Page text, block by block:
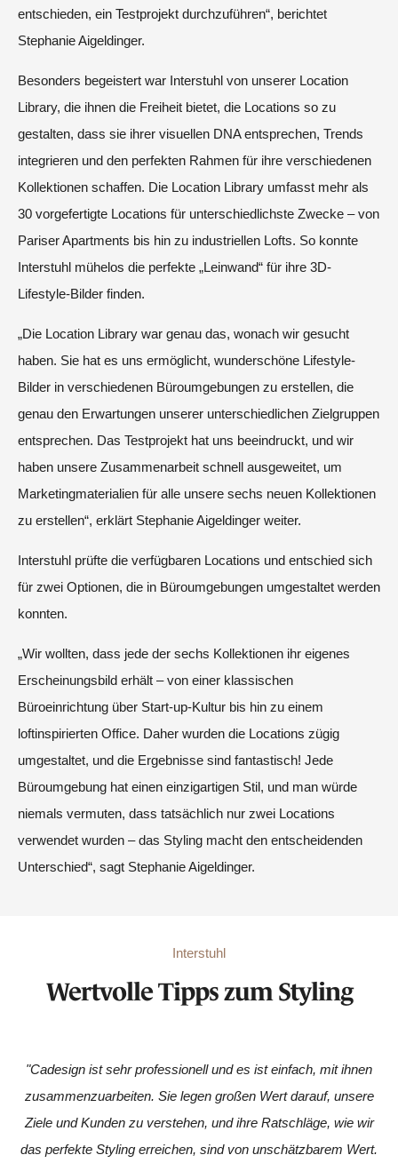
entschieden, ein Testprojekt durchzuführen“, berichtet
Stephanie Aigeldinger.
Besonders begeistert war Interstuhl von unserer Location
Library, die ihnen die Freiheit bietet, die Locations so zu
gestalten, dass sie ihrer visuellen DNA entsprechen, Trends
integrieren und den perfekten Rahmen für ihre verschiedenen
Kollektionen schaffen. Die Location Library umfasst mehr als
30 vorgefertigte Locations für unterschiedlichste Zwecke – von
Pariser Apartments bis hin zu industriellen Lofts. So konnte
Interstuhl mühelos die perfekte „Leinwand“ für ihre 3D-
Lifestyle-Bilder finden.
„Die Location Library war genau das, wonach wir gesucht
haben. Sie hat es uns ermöglicht, wunderschöne Lifestyle-
Bilder in verschiedenen Büroumgebungen zu erstellen, die
genau den Erwartungen unserer unterschiedlichen Zielgruppen
entsprechen. Das Testprojekt hat uns beeindruckt, und wir
haben unsere Zusammenarbeit schnell ausgeweitet, um
Marketingmaterialien für alle unsere sechs neuen Kollektionen
zu erstellen“, erklärt Stephanie Aigeldinger weiter.
Interstuhl prüfte die verfügbaren Locations und entschied sich
für zwei Optionen, die in Büroumgebungen umgestaltet werden
konnten.
„Wir wollten, dass jede der sechs Kollektionen ihr eigenes
Erscheinungsbild erhält – von einer klassischen
Büroeinrichtung über Start-up-Kultur bis hin zu einem
loftinspirierten Office. Daher wurden die Locations zügig
umgestaltet, und die Ergebnisse sind fantastisch! Jede
Büroumgebung hat einen einzigartigen Stil, und man würde
niemals vermuten, dass tatsächlich nur zwei Locations
verwendet wurden – das Styling macht den entscheidenden
Unterschied“, sagt Stephanie Aigeldinger.
Interstuhl
Wertvolle Tipps zum Styling
"Cadesign ist sehr professionell und es ist einfach, mit ihnen
zusammenzuarbeiten. Sie legen großen Wert darauf, unsere
Ziele und Kunden zu verstehen, und ihre Ratschläge, wie wir
das perfekte Styling erreichen, sind von unschätzbarem Wert.